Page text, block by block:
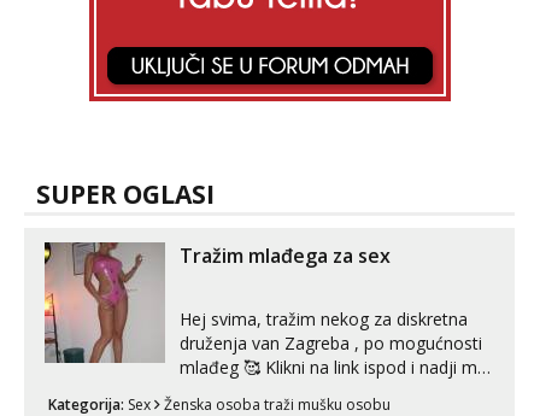
SUPER OGLASI
Tražim mlađega za sex
Hej svima, tražim nekog za diskretna
druženja van Zagreba , po mogućnosti
mlađeg 🥰 Klikni na link ispod i nadji me
Kategorija: Sex Ženska osoba traži mušku osobu